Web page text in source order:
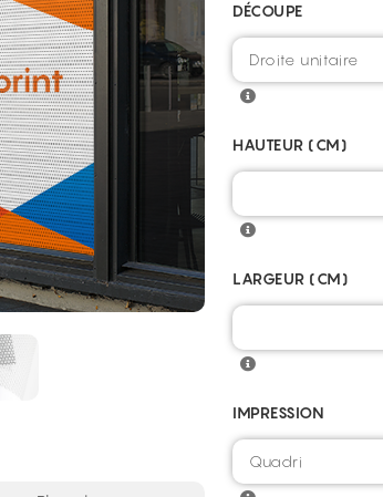
DÉCOUPE
HAUTEUR (CM)
LARGEUR (CM)
IMPRESSION